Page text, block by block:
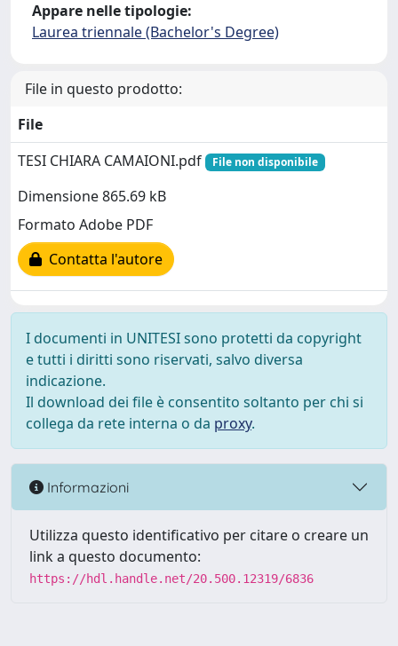
Appare nelle tipologie:
Laurea triennale (Bachelor's Degree)
File in questo prodotto:
File
TESI CHIARA CAMAIONI.pdf
File non disponibile
Dimensione 865.69 kB
Formato Adobe PDF
Contatta l'autore
I documenti in UNITESI sono protetti da copyright
e tutti i diritti sono riservati, salvo diversa
indicazione.
Il download dei file è consentito soltanto per chi si
collega da rete interna o da proxy.
Informazioni
Utilizza questo identificativo per citare o creare un
link a questo documento:
https://hdl.handle.net/20.500.12319/6836